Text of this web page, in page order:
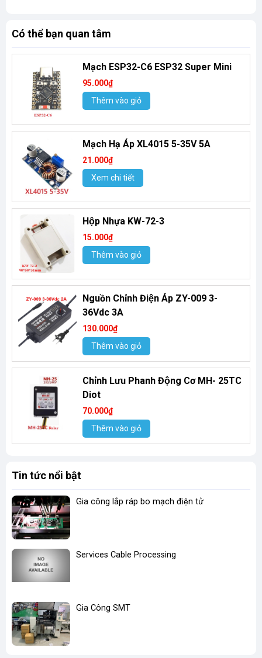
Có thể bạn quan tâm
Mạch ESP32-C6 ESP32 Super Mini
95.000₫
Thêm vào giỏ
Mạch Hạ Áp XL4015 5-35V 5A
21.000₫
Xem chi tiết
Hộp Nhựa KW-72-3
15.000₫
Thêm vào giỏ
Nguồn Chỉnh Điện Áp ZY-009 3-
36Vdc 3A
130.000₫
Thêm vào giỏ
Chỉnh Lưu Phanh Động Cơ MH- 25TC
Diot
70.000₫
Thêm vào giỏ
Tin tức nổi bật
Gia công lắp ráp bo mạch điện tử
Services Cable Processing
Gia Công SMT